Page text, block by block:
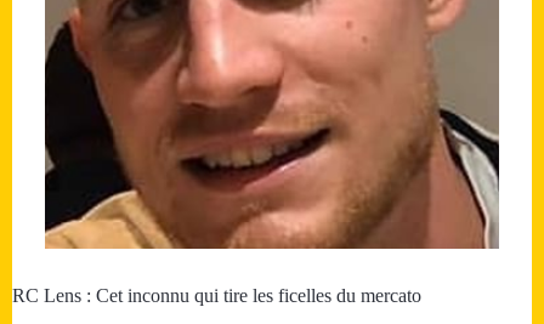
RC Lens : Cet inconnu qui tire les ficelles du mercato